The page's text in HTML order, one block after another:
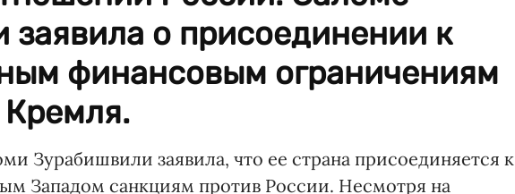
о присоединении к
финансовым ограничениям
Зурабишвили заявила, что ее страна присоединяется к
Западом санкциям против России. Несмотря на